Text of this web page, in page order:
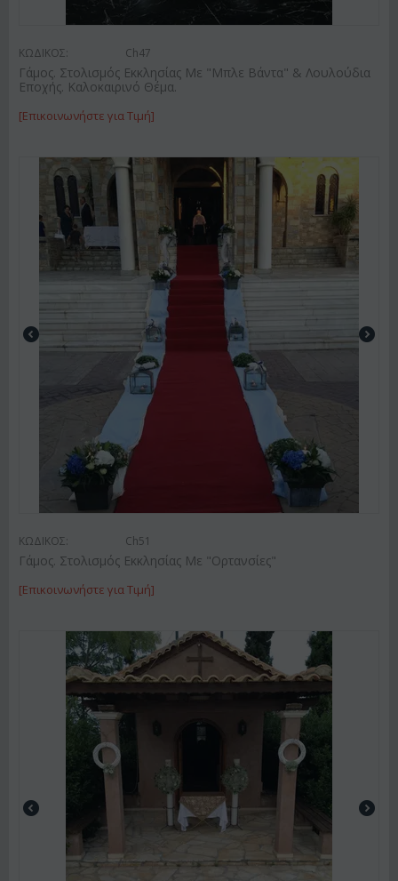
ΚΩΔΙΚΟΣ: Ch47
Γάμος. Στολισμός Εκκλησίας Με "Μπλε Βάντα" & Λουλούδια
Εποχής. Καλοκαιρινό Θέμα.
[Επικοινωνήστε για Τιμή]
ΚΩΔΙΚΟΣ: Ch51
Γάμος. Στολισμός Εκκλησίας Με "Ορτανσίες"
[Επικοινωνήστε για Τιμή]